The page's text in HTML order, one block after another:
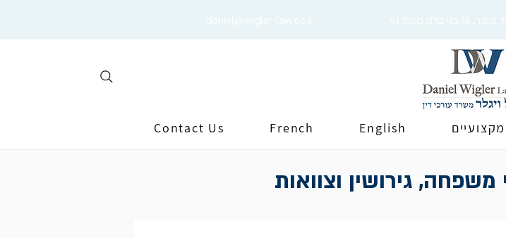
Contact Us French English
משפחה, גירושין וצוואות